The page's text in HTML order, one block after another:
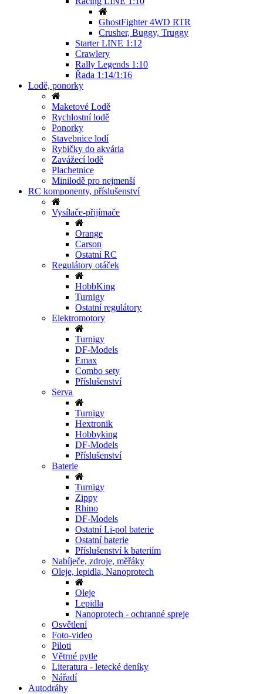
GhostFighter 4WD RTR
Crusher, Buggy, Truggy
Starter LINE 1:12
Crawlery
Rally Legends 1:10
Řada 1:14/1:16
Lodě, ponorky
Maketové Lodě
Rychlostní lodě
Ponorky
Stavebnice lodí
Rybičky do akvária
Zavážecí lodě
Plachetnice
Minilodě pro nejmenší
RC komponenty, příslušenství
Vysílače-přijímače
Orange
Carson
Ostatní RC
Regulátory otáček
HobbKing
Turnigy
Ostatní regulátory
Elektromotory
Turnigy
DF-Models
Emax
Combo sety
Příslušenství
Serva
Turnigy
Hextronik
Hobbyking
DF-Models
Příslušenství
Baterie
Turnigy
Zippy
Rhino
DF-Models
Ostatní Li-pol baterie
Ostatní baterie
Příslušenství k bateriím
Nabíječe, zdroje, měřáky
Oleje, lepidla, Nanoprotech
Oleje
Lepidla
Nanoprotech - ochranné spreje
Osvětlení
Foto-video
Piloti
Větrné pytle
Literatura - letecké deníky
Nářadí
Autodráhy